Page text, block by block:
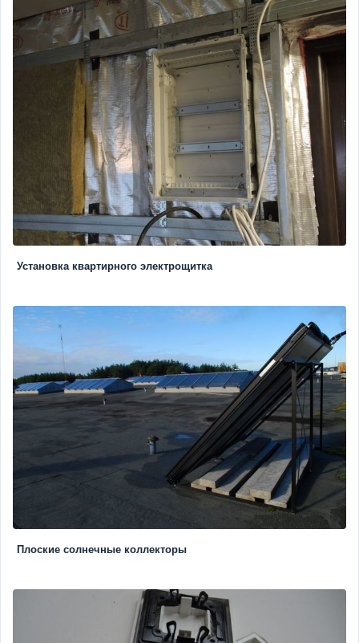
Установка квартирного электрощитка
Плоские солнечные коллекторы